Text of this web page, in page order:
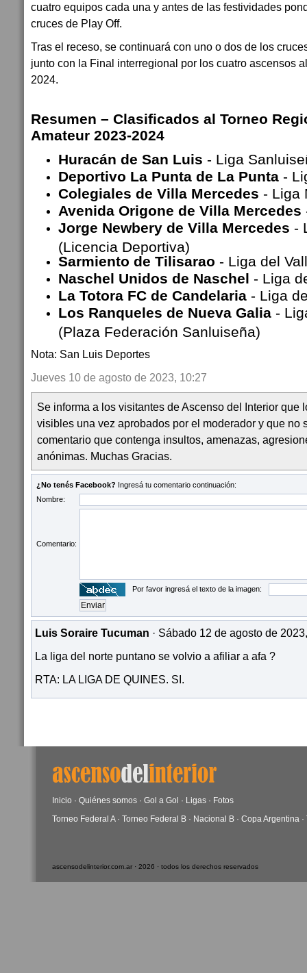
cuatro equipos cada una y antes de las festividades
cruces de Play Off.
Tras el receso, se continuará con uno o dos de los
junto con la Final interregional por los cuatro ascensos
2024.
Resumen – Clasificados al Torneo
Amateur 2023-2024
Huracán de San Luis - Liga
Deportivo La Punta de La Punta -
Colegiales de Villa Mercedes - Liga
Avenida Origone de Villa Mercedes
Jorge Newbery de Villa Mercedes -
(Licencia Deportiva)
Sarmiento de Tilisarao - Liga del
Naschel Unidos de Naschel - Liga
La Totora FC de Candelaria - Liga
Los Ranqueles de Nueva Galia -
(Plaza Federación Sanluiseña)
Nota: San Luis Deportes
Jueves 10 de agosto de 2023, 10:27
Se informa a los visitantes de Ascenso del Interior que
visibles una vez aprobados por el moderador y que no
comentario que contenga insultos, amenazas,
anónimas. Muchas Gracias.
¿No tenés Facebook? Ingresá tu comentario continuación:
Nombre:
Comentario:
Por favor ingresá el texto de la imagen:
Luis Soraire Tucuman · Sábado 12 de agosto de
La liga del norte puntano se volvio a afiliar a afa ?
RTA: LA LIGA DE QUINES. SI.
Inicio · Quiénes somos · Gol a Gol · Ligas · Fotos
Torneo Federal A· Torneo Federal B · Nacional B · Copa Argentina ·
ascensodelinterior.com.ar · 2026 · todos los derechos reservados